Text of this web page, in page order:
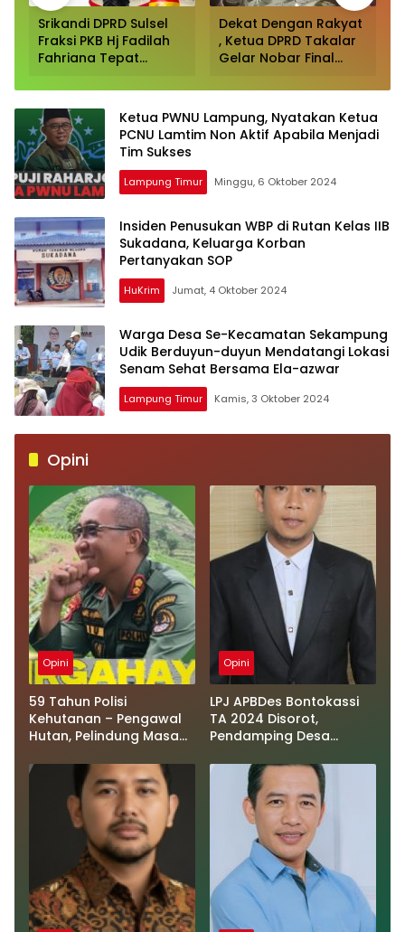
Srikandi DPRD Sulsel
Fraksi PKB Hj Fadilah
Fahriana Tepat
Juara Piala Dunia
2026
Dekat Dengan Rakyat
, Ketua DPRD Takalar
Gelar Nobar Final
Antusias para
Pendukung Argentina
Dan Spanyol
Ketua PWNU Lampung, Nyatakan Ketua
PCNU Lamtim Non Aktif Apabila Menjadi
Tim Sukses
Lampung Timur Minggu, 6 Oktober 2024
Insiden Penusukan WBP di Rutan Kelas IIB
Sukadana, Keluarga Korban
Pertanyakan SOP
HuKrim Jumat, 4 Oktober 2024
Warga Desa Se-Kecamatan Sekampung
Udik Berduyun-duyun Mendatangi Lokasi
Senam Sehat Bersama Ela-azwar
Lampung Timur Kamis, 3 Oktober 2024
Opini
Opini
59 Tahun Polisi
Kehutanan – Pengawal
Hutan, Pelindung Masa
Opini
LPJ APBDes Bontokassi
TA 2024 Disorot,
Pendamping Desa
Kegiatan Telah Sesuai
Prosedur